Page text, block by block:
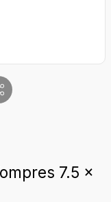
7.5 x